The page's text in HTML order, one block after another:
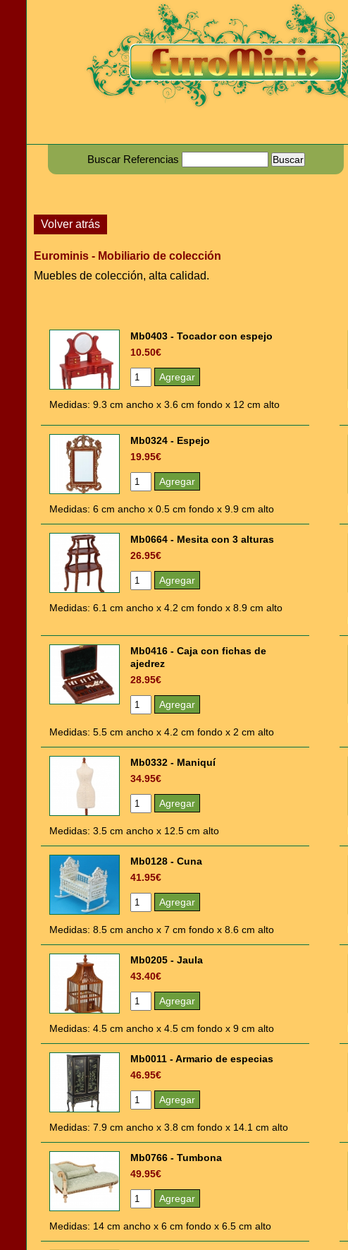
Buscar Referencias
Volver atrás
Eurominis - Mobiliario de colección
Muebles de colección, alta calidad.
Mb0403 - Tocador con espejo
10.50€
Medidas: 9.3 cm ancho x 3.6 cm fondo x 12 cm alto
Mb0324 - Espejo
19.95€
Medidas: 6 cm ancho x 0.5 cm fondo x 9.9 cm alto
Mb0664 - Mesita con 3 alturas
26.95€
Medidas: 6.1 cm ancho x 4.2 cm fondo x 8.9 cm alto
Mb0416 - Caja con fichas de
ajedrez
28.95€
Medidas: 5.5 cm ancho x 4.2 cm fondo x 2 cm alto
Mb0332 - Maniquí
34.95€
Medidas: 3.5 cm ancho x 12.5 cm alto
Mb0128 - Cuna
41.95€
Medidas: 8.5 cm ancho x 7 cm fondo x 8.6 cm alto
Mb0205 - Jaula
43.40€
Medidas: 4.5 cm ancho x 4.5 cm fondo x 9 cm alto
Mb0011 - Armario de especias
46.95€
Medidas: 7.9 cm ancho x 3.8 cm fondo x 14.1 cm alto
Mb0766 - Tumbona
49.95€
Medidas: 14 cm ancho x 6 cm fondo x 6.5 cm alto